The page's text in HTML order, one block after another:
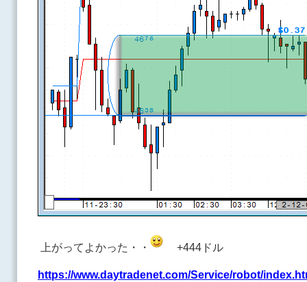
上がってよかった・・ +444ドル
https://www.daytradenet.com/Service/robot/